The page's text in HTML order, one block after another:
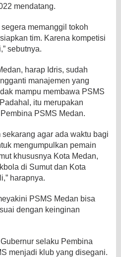
mendatang.
memanggil tokoh
tim. Karena kompetisi
sebutnya.
harap Idris, sudah
manajemen yang
mampu membawa PSMS
itu merupakan
PSMS Medan.
sekarang agar ada waktu bagi
mengumpulkan pemain
khususnya Kota Medan,
di Sumut dan Kota
harapnya.
PSMS Medan bisa
dengan keinginan
selaku Pembina
menjadi klub yang disegani.